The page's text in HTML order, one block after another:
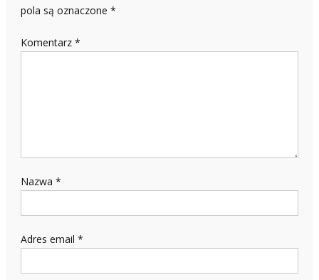
pola są oznaczone *
Komentarz *
Nazwa *
Adres email *